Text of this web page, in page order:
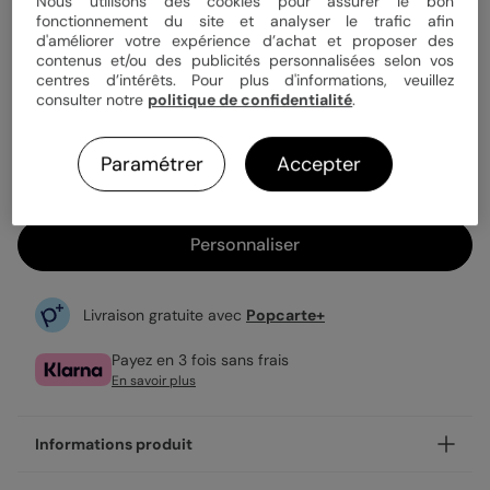
3,99 €
Fabrication française
Expédition rapide en 24h
Personnaliser
Livraison gratuite avec Popcarte+
Payez en 3 fois sans frais
En savoir plus
Informations produit
fonctionnement du site et analyser le trafic afin
d'améliorer votre expérience d’achat et proposer des
contenus et/ou des publicités personnalisées selon vos
centres d’intérêts. Pour plus d'informations, veuillez
consulter notre politique de confidentialité.
Paramétrer Accepter